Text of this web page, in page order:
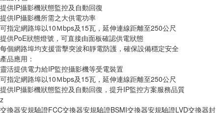
提供IP攝影機狀態監控及自動回復
提供IP攝影機所需之大供電功率
可指定網路埠以10Ｍbps及15瓦，延伸連線距離至250公尺
提供PoE狀態燈號，可直接由面板確認供電狀態
每個網路埠均支援雷擊突波和靜電防護，確保設備穩定安全
產品應用：
靈活提供電力給IP監控攝影機等受電裝置
可指定網路埠以10Ｍbps及15瓦，延伸連線距離至250公尺
提供IP攝影機狀態監控及自動回復，提升IP監控方案服務品質
z
交換器安規驗證FCC交換器安規驗證BSMI交換器安規驗證LVD交換器封